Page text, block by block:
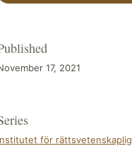
17, 2021
för rättsvetenskaplig